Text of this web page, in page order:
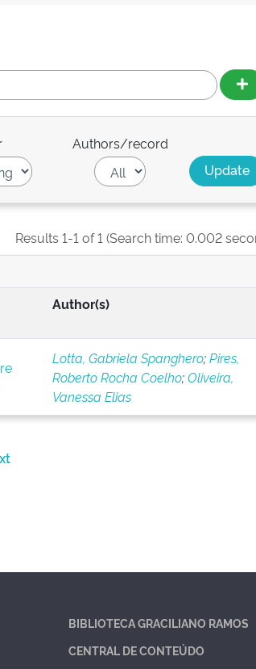
Authors/record
Results 1-1 of 1 (Search time: 0.002
Author(s)
Lotta, Gabriela Spanghero;Pires,
Roberto Rocha Coelho;Oliveira,
Vanessa Elias
BIBLIOTECA GRACILIANO RAMOS
CENTRAL DE CONTEÚDO